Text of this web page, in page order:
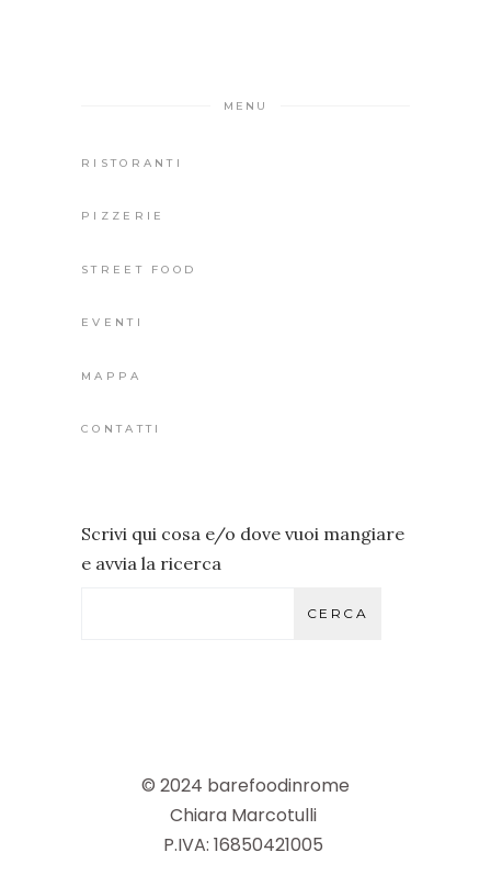
MENU
RISTORANTI
PIZZERIE
STREET FOOD
EVENTI
MAPPA
CONTATTI
Scrivi qui cosa e/o dove vuoi mangiare
e avvia la ricerca
CERCA
© 2024 barefoodinrome
Chiara Marcotulli
P.IVA: 16850421005